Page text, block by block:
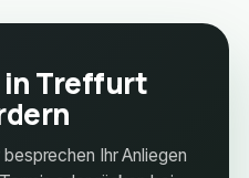
Treffurt
Ihr Anliegen